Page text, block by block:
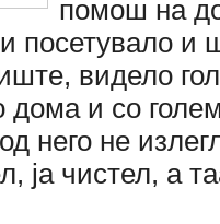
помош на
посетувало и
видело
дома и со
него не
ја чистел, а